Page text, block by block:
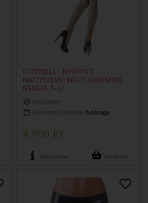
Cottelli - nyitott,
nagyszemű necc harisnya
(fekete, S-L)
készleten
várható szállítás: holnap
4 990 Ft
Részletek Kosárba